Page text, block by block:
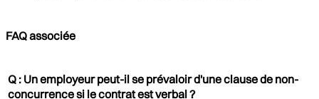
FAQ associée
Q : Un employeur peut-il se prévaloir d'une clause de non-
concurrence si le contrat est verbal ?